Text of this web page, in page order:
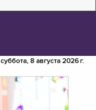
суббота, 8 августа 2026 г.